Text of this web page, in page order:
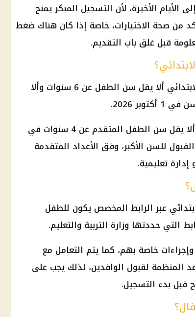
الأيام الأخيرة، لأن التسجيل المبكر يمنح
من صحة الاختيارات، خاصة إذا كان هناك ضغط
قبل غلق باب التقديم.
يشترط للتقديم في الصف الأول الابتدائي ألا يقل سن الطفل عن 6 سنوات وألا
أما مرحلة رياض الأطفال، فيشترط ألا يقل سن الطفل المتقدم عن 4 سنوات في
للسن الأكبر، وفق الأعداد المتقدمة
تعليمية.
عبر الرابط المخصص يكون للطفل
حددتها وزارة التربية والتعليم.
خاصة بهم، كما يتم التعامل مع
لقبول الوافدين، لذلك يجب على
قبل بدء التسجيل.